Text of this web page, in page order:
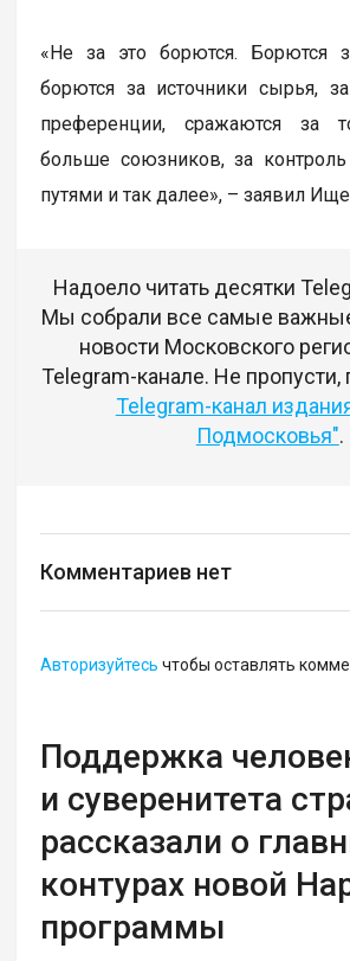
«Не за это борются. Борются
борются за источники сырья,
преференции, сражаются за
больше союзников, за
путями и так далее», – заявил
Надоело читать десятки
Мы собрали все самые
новости Московского
Telegram-канале. Не
Telegram-канал
Подмосковья".
Комментариев нет
Авторизуйтесь чтобы оставлять
Поддержка
и суверенитета
рассказали о
контурах новой
программы